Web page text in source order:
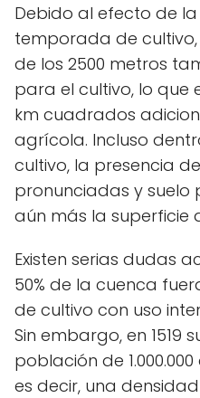
Debido al efecto de
temporada de
de los 2500 metros
para el cultivo, lo que
km cuadrados
agrícola. Incluso
cultivo, la presencia
pronunciadas y
aún más la superficie
Existen serias dudas
50% de la cuenca
de cultivo con uso
Sin embargo, en 1519
población de
es decir, una